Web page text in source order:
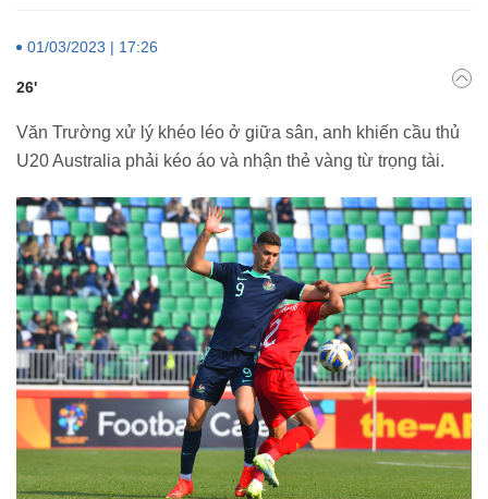
01/03/2023 | 17:26
26'
Văn Trường xử lý khéo léo ở giữa sân, anh khiến cầu thủ
U20 Australia phải kéo áo và nhận thẻ vàng từ trọng tài.